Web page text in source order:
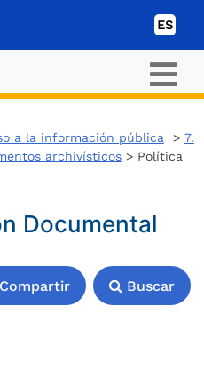
ES
a la información pública > 7.
archivísticos> Política
Documental
Compartir Buscar